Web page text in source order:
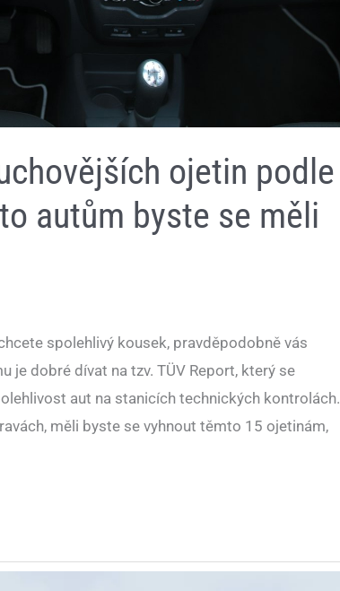
ojetin podle
autům byste se měli
spolehlivý kousek, pravděpodobně vás
je dobré dívat na tzv. TÜV Report, který se
aut na stanicích technických kontrolách.
měli byste se vyhnout těmto 15 ojetinám,